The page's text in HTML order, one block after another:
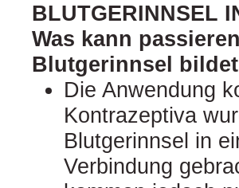
BLUTGERINNSEL
Was kann
Blutgerinnsel
Die Anwendung
Kontrazeptiva
Blutgerinnsel in
Verbindung